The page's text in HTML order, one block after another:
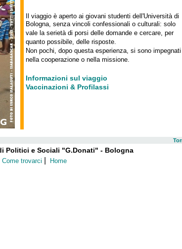
Il viaggio è aperto ai giovani studenti dell'Università di
Bologna, senza vincoli confessionali o culturali: solo
vale la serietà di porsi delle domande e cercare, per
quanto possibile, delle risposte.
Non pochi, dopo questa esperienza, si sono impegnati
nella cooperazione o nella missione.
Informazioni sul viaggio
Vaccinazioni & Profilassi
Politici e Sociali "G.Donati" - Bologna
Come trovarci Home